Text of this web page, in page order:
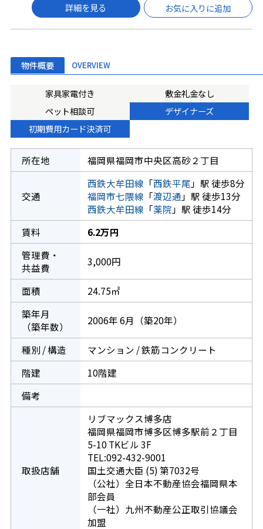
詳細を見る お気に入りに追加
物件概要 OVERVIEW
家具家電付き
敷金礼金なし
ペット相談可
デザイナーズ
初期費用カード決済可
所在地 福岡県福岡市中央区高砂２丁目
交通
西鉄大牟田線 「西鉄平尾 」駅 徒歩8分
福岡市七隈線 「渡辺通 」駅 徒歩13分
西鉄大牟田線 「薬院 」駅 徒歩14分
賃料
6.2万円
管理費・
共益費
3,000円
面積
24.75㎡
築年月
（築年数）
2006年 6月（築20年）
種別 / 構造
マンション / 鉄筋コンクリート
階建
10階建
備考
取扱店舗
リブマックス博多店
福岡県福岡市博多区博多駅前２丁目
5-10 TKビル 3F
TEL:092-432-9001
国土交通大臣 (5) 第7032号
（公社）全日本不動産協会福岡県本
部会員
（一社）九州不動産公正取引協議会
加盟